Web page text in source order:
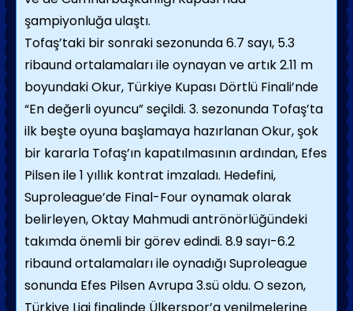
şampiyonluğa ulaştı.
Tofaş’taki bir sonraki sezonunda 6.7 sayı, 5.3
ribaund ortalamaları ile oynayan ve artık 2.11 m
boyundaki Okur, Türkiye Kupası Dörtlü Finali’nde
“En değerli oyuncu” seçildi. 3. sezonunda Tofaş’ta
ilk beşte oyuna başlamaya hazırlanan Okur, şok
bir kararla Tofaş’ın kapatılmasının ardından, Efes
Pilsen ile 1 yıllık kontrat imzaladı. Hedefini,
Suproleague’de Final-Four oynamak olarak
belirleyen, Oktay Mahmudi antrönörlüğündeki
takımda önemli bir görev edindi. 8.9 sayı-6.2
ribaund ortalamaları ile oynadığı Suproleague
sonunda Efes Pilsen Avrupa 3.sü oldu. O sezon,